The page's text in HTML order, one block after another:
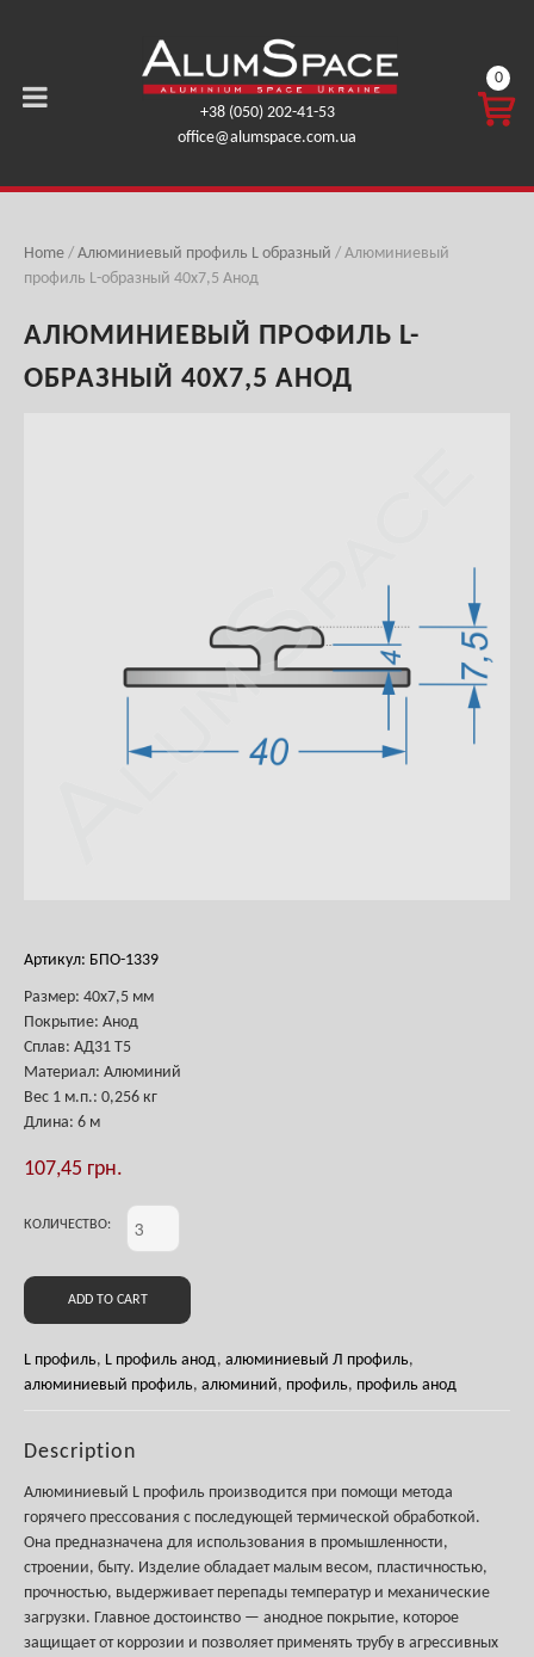
+38 (050) 202-41-53
office@alumspace.com.ua
КОРЗ
ГРН.
0
Home / Алюминиевый профиль L образный / Алюминиевый
профиль L-образный 40х7,5 Анод
АЛЮМИНИЕВЫЙ ПРОФИЛЬ L-
ОБРАЗНЫЙ 40Х7,5 АНОД
Артикул: БПО-1339
Размер: 40х7,5 мм
Покрытие: Анод
Сплав: АД31 Т5
Материал: Алюминий
Вес 1 м.п.: 0,256 кг
Длина: 6 м
107,45 грн.
КОЛИЧЕСТВО:
ADD TO CART
L профиль, L профиль анод, алюминиевый Л профиль,
алюминиевый профиль, алюминий, профиль, профиль анод
Description
Алюминиевый L профиль производится при помощи метода
горячего прессования с последующей термической обработкой.
Она предназначена для использования в промышленности,
строении, быту. Изделие обладает малым весом, пластичностью,
прочностью, выдерживает перепады температур и механические
загрузки. Главное достоинство — анодное покрытие, которое
защищает от коррозии и позволяет применять трубу в агрессивных